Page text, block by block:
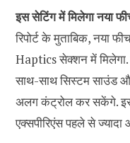
इस सेटिंग में मिलेगा नया
रिपोर्ट के मुताबिक, नया
Haptics सेक्शन में मिलेगा.
साथ-साथ सिस्टम साउंड
अलग कंट्रोल कर सकेंगे.
एक्सपीरिएंस पहले से ज्यादा